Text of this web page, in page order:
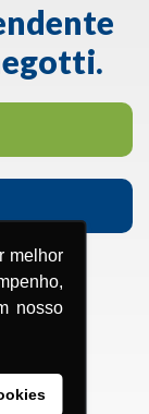
melhor
nosso